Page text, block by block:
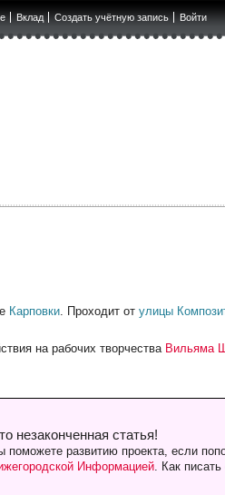
Вклад Создать учётную запись Войти
Карповки. Проходит отулицы
на рабочих творчества Вильяма
незаконченная статья!
поможете развитию проекта, если
Информацией. Как писать